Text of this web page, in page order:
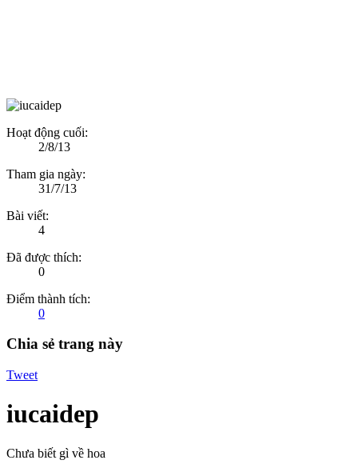
Hoạt động cuối:
2/8/13
Tham gia ngày:
31/7/13
Bài viết:
4
Đã được thích:
0
Điểm thành tích:
0
Chia sẻ trang này
Tweet
iucaidep
Chưa biết gì về hoa